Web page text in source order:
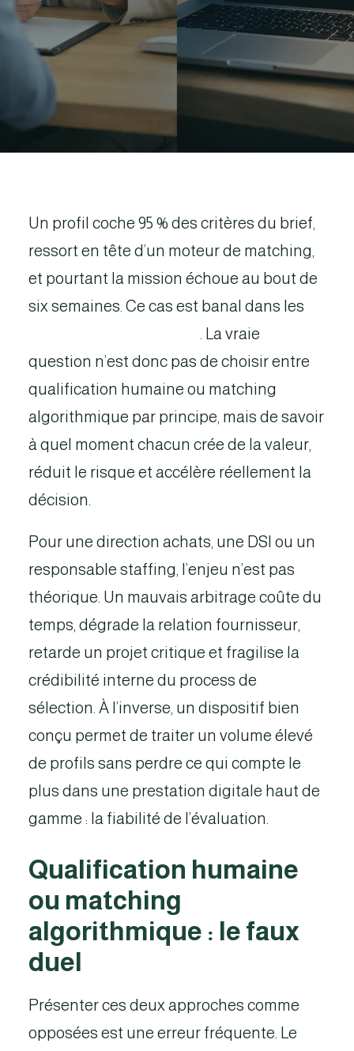
Un profil coche 95 % des critères du brief,
ressort en tête d’un moteur de matching,
et pourtant la mission échoue au bout de
six semaines. Ce cas est banal dans les
. La vraie
question n’est donc pas de choisir entre
qualification humaine ou matching
algorithmique par principe, mais de savoir
à quel moment chacun crée de la valeur,
réduit le risque et accélère réellement la
décision.
Pour une direction achats, une DSI ou un
responsable staffing, l’enjeu n’est pas
théorique. Un mauvais arbitrage coûte du
temps, dégrade la relation fournisseur,
retarde un projet critique et fragilise la
crédibilité interne du process de
sélection. À l’inverse, un dispositif bien
conçu permet de traiter un volume élevé
de profils sans perdre ce qui compte le
plus dans une prestation digitale haut de
gamme : la fiabilité de l’évaluation.
Qualification humaine
ou matching
algorithmique : le faux
duel
Présenter ces deux approches comme
opposées est une erreur fréquente. Le